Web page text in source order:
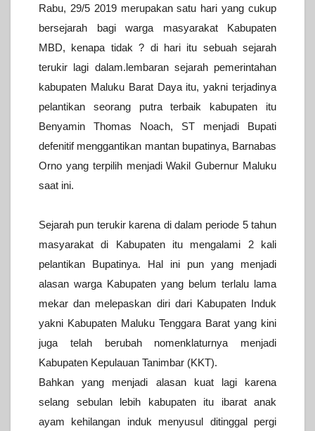
Rabu, 29/5 2019 merupakan satu hari yang cukup
bersejarah bagi warga masyarakat Kabupaten
MBD, kenapa tidak ? di hari itu sebuah sejarah
terukir lagi dalam.lembaran sejarah pemerintahan
kabupaten Maluku Barat Daya itu, yakni terjadinya
pelantikan seorang putra terbaik kabupaten itu
Benyamin Thomas Noach, ST menjadi Bupati
defenitif menggantikan mantan bupatinya, Barnabas
Orno yang terpilih menjadi Wakil Gubernur Maluku
saat ini.
Sejarah pun terukir karena di dalam periode 5 tahun
masyarakat di Kabupaten itu mengalami 2 kali
pelantikan Bupatinya. Hal ini pun yang menjadi
alasan warga Kabupaten yang belum terlalu lama
mekar dan melepaskan diri dari Kabupaten Induk
yakni Kabupaten Maluku Tenggara Barat yang kini
juga telah berubah nomenklaturnya menjadi
Kabupaten Kepulauan Tanimbar (KKT).
Bahkan yang menjadi alasan kuat lagi karena
selang sebulan lebih kabupaten itu ibarat anak
ayam kehilangan induk menyusul ditinggal pergi